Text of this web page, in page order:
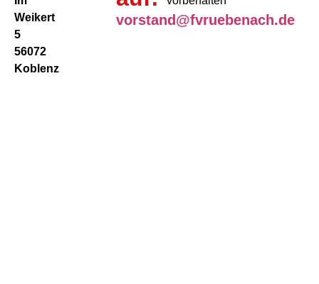
Weikert
5
56072
Koblenz
vorstand@fvruebenach.de